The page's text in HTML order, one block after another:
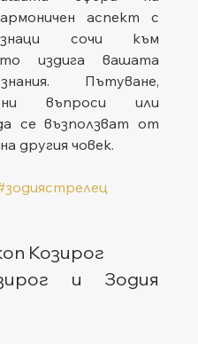
аспект с
сочи към
издига вашата
Пътуване,
въпроси или
се възползват от
другия човек.
Козирог
и Зодия